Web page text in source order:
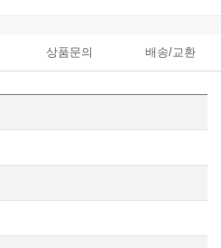
상품문의 배송/교환